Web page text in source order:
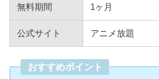
無料期間 1ヶ月
公式サイト アニメ放題
おすすめポイント